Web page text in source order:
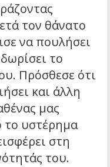
τον θάνατο
να πουλήσει
το
Πρόσθεσε ότι
και άλλη
μας
το υστέρημα
στη
του.